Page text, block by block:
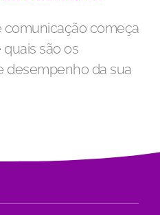
comunicação começa
são os
desempenho da sua